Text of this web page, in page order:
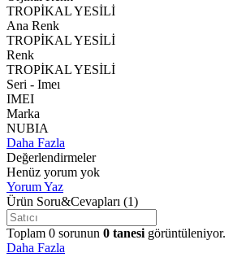
TROPİKAL YESİLİ
Ana Renk
TROPİKAL YESİLİ
Renk
TROPİKAL YESİLİ
Seri - Imeı
IMEI
Marka
NUBIA
Daha Fazla
Değerlendirmeler
Henüz yorum yok
Yorum Yaz
Ürün Soru&Cevapları (1)
Toplam 0 sorunun 0 tanesi görüntüleniyor.
Daha Fazla